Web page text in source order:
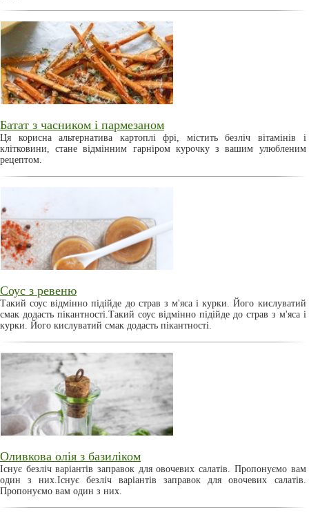
Батат з часником і пармезаном
Ця корисна альтернатива картоплі фрі, містить безліч вітамінів і
клітковини, стане відмінним гарніром курочку з вашим улюбленим
рецептом.
Соус з ревеню
Такий соус відмінно підійде до страв з м'яса і курки. Його кислуватий
смак додасть пікантності.Такий соус відмінно підійде до страв з м'яса і
курки. Його кислуватий смак додасть пікантності.
Оливкова олія з базиліком
Існує безліч варіантів заправок для овочевих салатів. Пропонуємо вам
один з них.Існує безліч варіантів заправок для овочевих салатів.
Пропонуємо вам один з них.